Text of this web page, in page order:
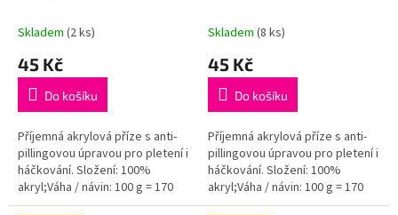
Skladem (2 ks)
45 Kč
Do košíku
Příjemná akrylová příze s anti-
pillingovou úpravou pro pletení i
háčkování. Složení: 100%
akryl;Váha / návin: 100 g = 170
m;Doporučená velikost jehlic /...
Skladem (8 ks)
45 Kč
Do košíku
Příjemná akrylová příze s anti-
pillingovou úpravou pro pletení i
háčkování. Složení: 100%
akryl;Váha / návin: 100 g = 170
m;Doporučená velikost jehlic /...